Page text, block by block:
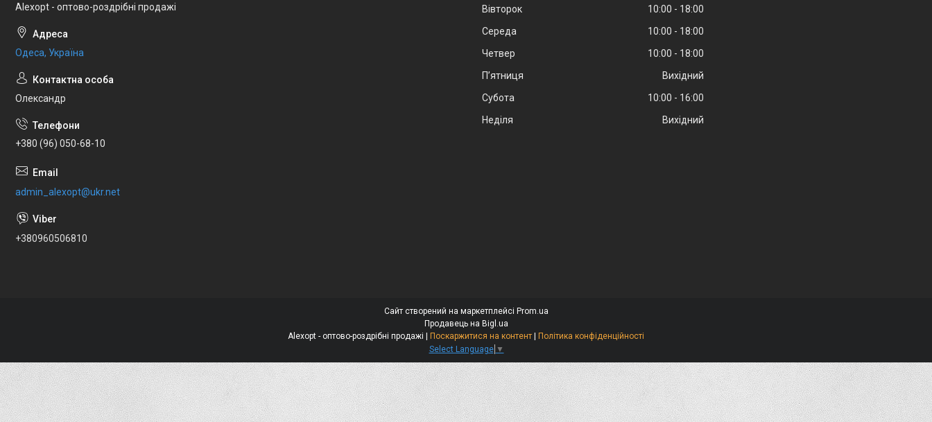
Alexopt - оптово-роздрібні продажі
Одеса, Україна
Олександр
+380 (96) 050-68-10
admin_alexopt@ukr.net
+380960506810
Вівторок
10:00
18:00
Середа
10:00
18:00
Четвер
10:00
18:00
Пʼятниця
Вихідний
Субота
10:00
16:00
Неділя
Вихідний
Сайт створений на маркетплейсі Prom.ua
Продавець на Bigl.ua
Поскаржитися на контент
Політика конфіденційності
Select Language ▼